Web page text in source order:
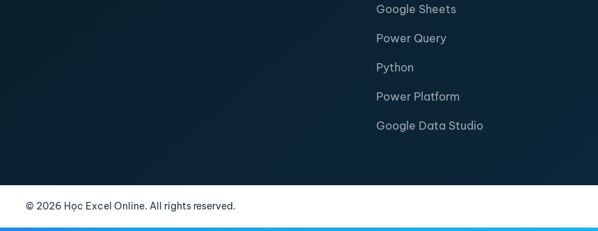
Google Sheets
Power Query
Python
Power Platform
Google Data Studio
© 2026 Học Excel Online. All rights reserved.